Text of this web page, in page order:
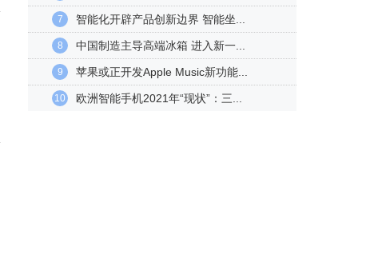
7 智能化开辟产品创新边界 智能坐...
8 中国制造主导高端冰箱 进入新一...
9 苹果或正开发Apple Music新功能...
10 欧洲智能手机2021年“现状”：三...